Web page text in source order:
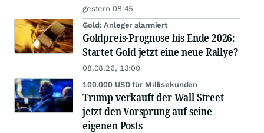
gestern 08:45
Gold: Anleger alarmiert
Goldpreis-Prognose bis Ende 2026:
Startet Gold jetzt eine neue Rallye?
08.08.26, 13:00
100.000 USD für Millisekunden
Trump verkauft der Wall Street
jetzt den Vorsprung auf seine
eigenen Posts